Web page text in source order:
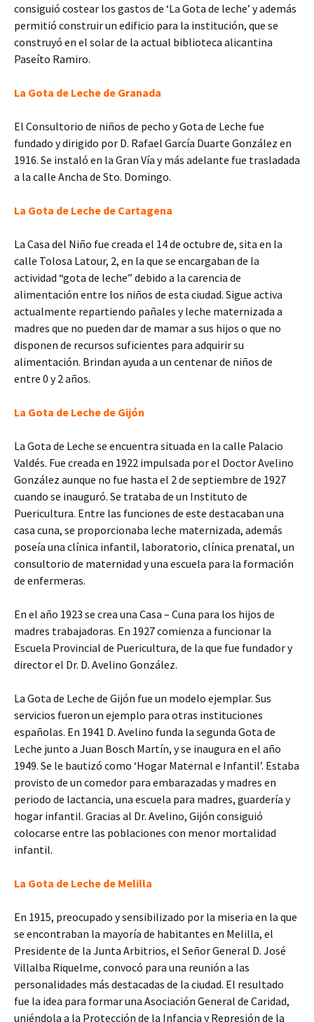
consiguió costear los gastos de ‘La Gota de leche’ y además
permitió construir un edificio para la institución, que se
construyó en el solar de la actual biblioteca alicantina
Paseíto Ramiro.
La Gota de Leche de Granada
El Consultorio de niños de pecho y Gota de Leche fue
fundado y dirigido por D. Rafael García Duarte González en
1916. Se instaló en la Gran Vía y más adelante fue trasladada
a la calle Ancha de Sto. Domingo.
La Gota de Leche de Cartagena
La Casa del Niño fue creada el 14 de octubre de, sita en la
calle Tolosa Latour, 2, en la que se encargaban de la
actividad “gota de leche” debido a la carencia de
alimentación entre los niños de esta ciudad. Sigue activa
actualmente repartiendo pañales y leche maternizada a
madres que no pueden dar de mamar a sus hijos o que no
disponen de recursos suficientes para adquirir su
alimentación. Brindan ayuda a un centenar de niños de
entre 0 y 2 años.
La Gota de Leche de Gijón
La Gota de Leche se encuentra situada en la calle Palacio
Valdés. Fue creada en 1922 impulsada por el Doctor Avelino
González aunque no fue hasta el 2 de septiembre de 1927
cuando se inauguró. Se trataba de un Instituto de
Puericultura. Entre las funciones de este destacaban una
casa cuna, se proporcionaba leche maternizada, además
poseía una clínica infantil, laboratorio, clínica prenatal, un
consultorio de maternidad y una escuela para la formación
de enfermeras.
En el año 1923 se crea una Casa – Cuna para los hijos de
madres trabajadoras. En 1927 comienza a funcionar la
Escuela Provincial de Puericultura, de la que fue fundador y
director el Dr. D. Avelino González.
La Gota de Leche de Gijón fue un modelo ejemplar. Sus
servicios fueron un ejemplo para otras instituciones
españolas. En 1941 D. Avelino funda la segunda Gota de
Leche junto a Juan Bosch Martín, y se inaugura en el año
1949. Se le bautizó como ‘Hogar Maternal e Infantil’. Estaba
provisto de un comedor para embarazadas y madres en
periodo de lactancia, una escuela para madres, guardería y
hogar infantil. Gracias al Dr. Avelino, Gijón consiguió
colocarse entre las poblaciones con menor mortalidad
infantil.
La Gota de Leche de Melilla
En 1915, preocupado y sensibilizado por la miseria en la que
se encontraban la mayoría de habitantes en Melilla, el
Presidente de la Junta Arbitrios, el Señor General D. José
Villalba Riquelme, convocó para una reunión a las
personalidades más destacadas de la ciudad. El resultado
fue la idea para formar una Asociación General de Caridad,
uniéndola a la Protección de la Infancia y Represión de la